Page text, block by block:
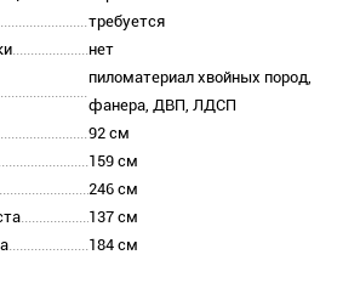
требуется
нет
пиломатериал хвойных пород,
фанера, ДВП, ЛДСП
92 см
159 см
246 см
137 см
184 см